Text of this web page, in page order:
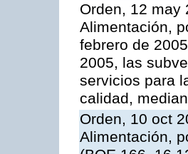
Orden, 12 may
Alimentación,
febrero de
2005, las
servicios para
calidad,
Orden, 10 oct
Alimentación,